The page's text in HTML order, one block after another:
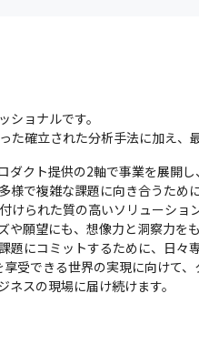
ョナルです。
た確立された分析手法に加え、
ダクト提供の2軸で事業を展開
で複雑な課題に向き合うため
けられた質の高いソリューショ
や願望にも、想像力と洞察力を
題にコミットするために、日々
受できる世界の実現に向けて
スの現場に届け続けます。